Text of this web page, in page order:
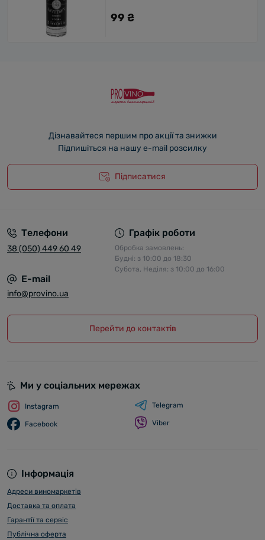
99 ₴
Дізнавайтеся першим про акції та знижки
Підпишіться на нашу e-mail розсилку
Підписатися
Телефони
38 (050) 449 60 49
Графік роботи
Обробка замовлень:
Будні: з 10:00 до 18:30
Субота, Неділя: з 10:00 до 16:00
E-mail
info@provino.ua
Перейти до контактів
Інформація
Адреси виномаркетів
Доставка та оплата
Гарантії та сервіс
Публічна оферта
Ми у соціальних мережах
Instagram
Facebook
Telegram
Viber